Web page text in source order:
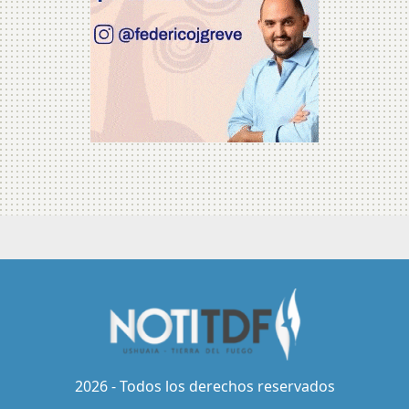
2026 - Todos los derechos reservados